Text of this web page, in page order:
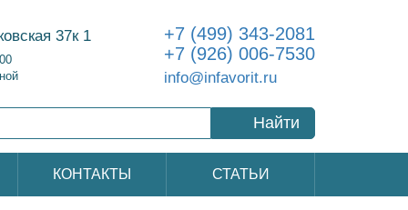
37к 1
+7 (499) 343-2081
+7 (926) 006-7530
info@infavorit.ru
Найти
КОНТАКТЫ СТАТЬИ